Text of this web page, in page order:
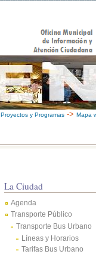
Proyectos y Programas -> Mapa
La Ciudad
Agenda
Transporte Público
Transporte Bus Urbano
Líneas y Horarios
Tarifas Bus Urbano